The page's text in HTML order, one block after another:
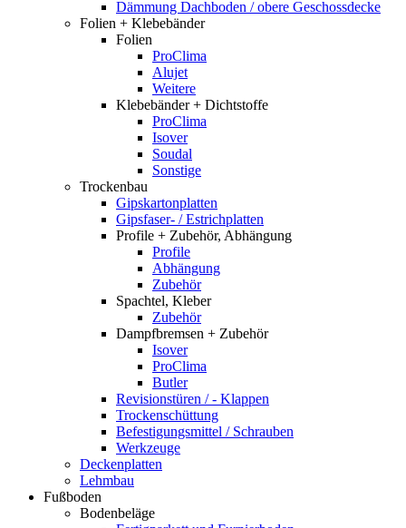
Dämmung Dachboden / obere Geschossdecke
Folien + Klebebänder
Folien
ProClima
Alujet
Weitere
Klebebänder + Dichtstoffe
ProClima
Isover
Soudal
Sonstige
Trockenbau
Gipskartonplatten
Gipsfaser- / Estrichplatten
Profile + Zubehör, Abhängung
Profile
Abhängung
Zubehör
Spachtel, Kleber
Zubehör
Dampfbremsen + Zubehör
Isover
ProClima
Butler
Revisionstüren / - Klappen
Trockenschüttung
Befestigungsmittel / Schrauben
Werkzeuge
Deckenplatten
Lehmbau
Fußboden
Bodenbeläge